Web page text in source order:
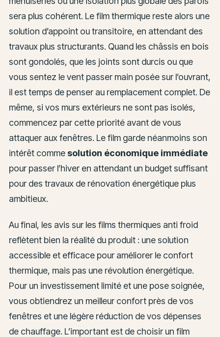
sera plus cohérent. Le film thermique reste alors une
solution d’appoint ou transitoire, en attendant des
travaux plus structurants. Quand les châssis en bois
sont gondolés, que les joints sont durcis ou que
vous sentez le vent passer main posée sur l’ouvrant,
il est temps de penser au remplacement complet. De
même, si vos murs extérieurs ne sont pas isolés,
commencez par cette priorité avant de vous
attaquer aux fenêtres. Le film garde néanmoins son
intérêt comme solution économique immédiate
pour passer l’hiver en attendant un budget suffisant
pour des travaux de rénovation énergétique plus
ambitieux.
Au final, les avis sur les films thermiques anti froid
reflètent bien la réalité du produit : une solution
accessible et efficace pour améliorer le confort
thermique, mais pas une révolution énergétique.
Pour un investissement limité et une pose soignée,
vous obtiendrez un meilleur confort près de vos
fenêtres et une légère réduction de vos dépenses
de chauffage. L’important est de choisir un film